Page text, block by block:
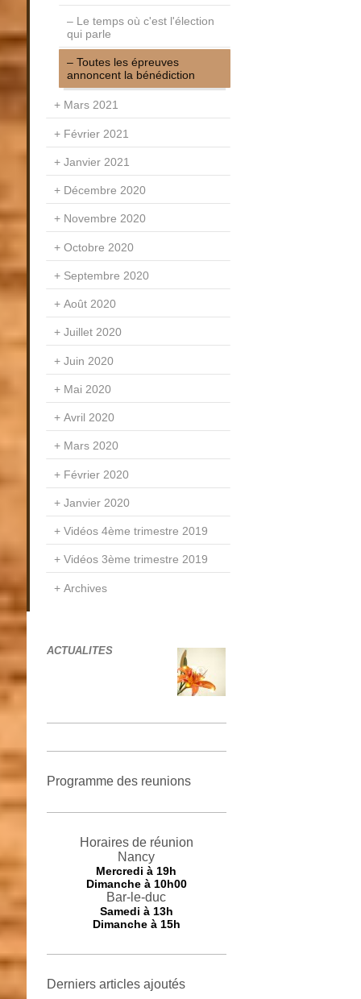
Le temps où c'est l'élection
qui parle
Toutes les épreuves
annoncent la bénédiction
Mars 2021
Février 2021
Janvier 2021
Décembre 2020
Novembre 2020
Octobre 2020
Septembre 2020
Août 2020
Juillet 2020
Juin 2020
Mai 2020
Avril 2020
Mars 2020
Février 2020
Janvier 2020
Vidéos 4ème trimestre 2019
Vidéos 3ème trimestre 2019
Archives
ACTUALITES
Programme des reunions
Horaires de réunion
Nancy
Mercredià 19h
Dimanche à 10h00
Bar-le-duc
Samedi à 13h
Dimanche à 15h
Derniers articles ajoutés